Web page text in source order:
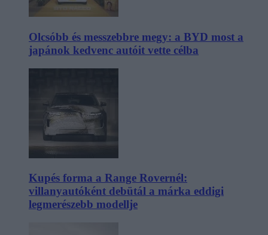
Olcsóbb és messzebbre megy: a BYD most a
japánok kedvenc autóit vette célba
Kupés forma a Range Rovernél:
villanyautóként debütál a márka eddigi
legmerészebb modellje